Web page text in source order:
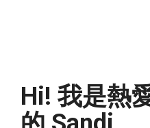
Hi! 我是熱